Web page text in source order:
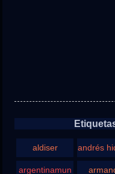
aldiser andrés
argentinamun